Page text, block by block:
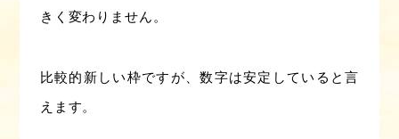
きく変わりません。
比較的新しい枠ですが、数字は安定していると言
えます。